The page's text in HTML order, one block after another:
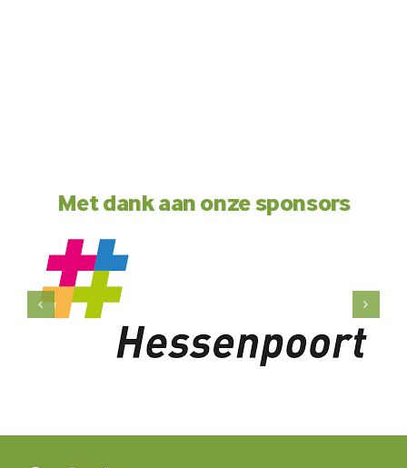
Met dank aan onze sponsors